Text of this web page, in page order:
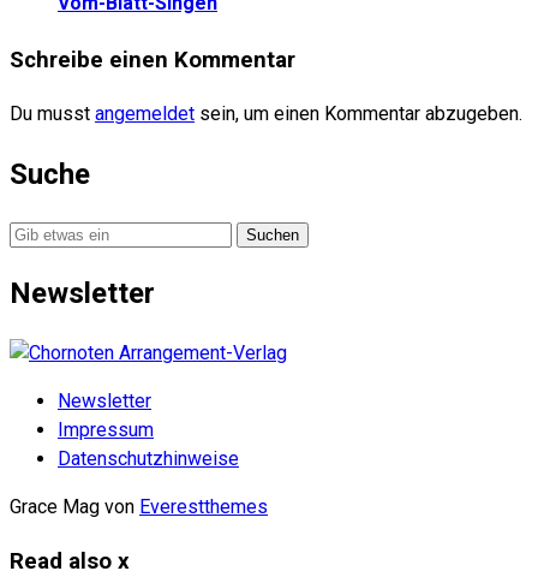
Schreibe einen Kommentar
Du musst angemeldet sein, um einen Kommentar abzugeben.
Suche
Suche
Newsletter
Newsletter
Impressum
Datenschutzhinweise
Grace Mag von Everestthemes
Read also x